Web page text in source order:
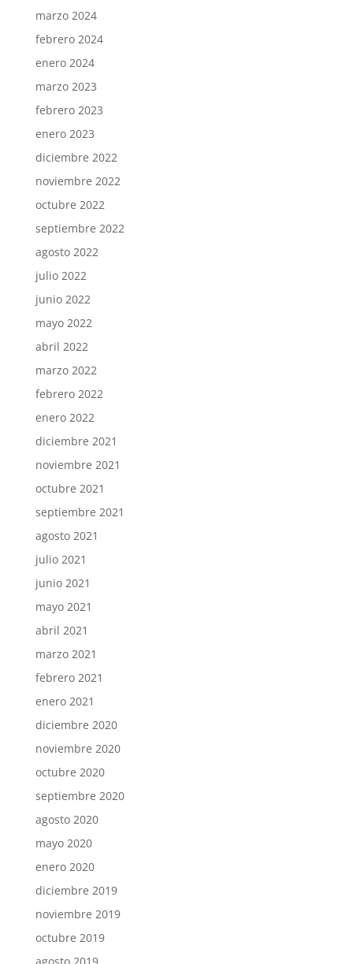
marzo 2024
febrero 2024
enero 2024
marzo 2023
febrero 2023
enero 2023
diciembre 2022
noviembre 2022
octubre 2022
septiembre 2022
agosto 2022
julio 2022
junio 2022
mayo 2022
abril 2022
marzo 2022
febrero 2022
enero 2022
diciembre 2021
noviembre 2021
octubre 2021
septiembre 2021
agosto 2021
julio 2021
junio 2021
mayo 2021
abril 2021
marzo 2021
febrero 2021
enero 2021
diciembre 2020
noviembre 2020
octubre 2020
septiembre 2020
agosto 2020
mayo 2020
enero 2020
diciembre 2019
noviembre 2019
octubre 2019